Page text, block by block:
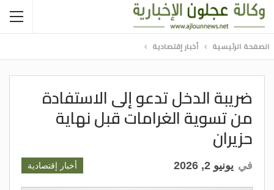
الصفحة الرئيسية أخبار إقتصادية
ضريبة الدخل تدعو إلى الاستفادة
من تسوية الغرامات قبل نهاية
حزيران
أخبار إقتصادية في يونيو 2, 2026